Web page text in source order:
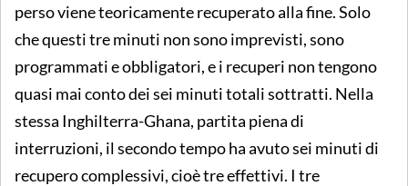
perso viene teoricamente recuperato alla fine. Solo
che questi tre minuti non sono imprevisti, sono
programmati e obbligatori, e i recuperi non tengono
quasi mai conto dei sei minuti totali sottratti. Nella
stessa Inghilterra-Ghana, partita piena di
interruzioni, il secondo tempo ha avuto sei minuti di
recupero complessivi, cioè tre effettivi. I tre